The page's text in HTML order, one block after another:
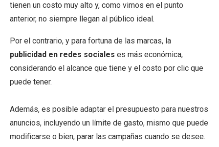
tienen un costo muy alto y, como vimos en el punto
anterior, no siempre llegan al público ideal.
Por el contrario, y para fortuna de las marcas, la
publicidad en redes sociales es más económica,
considerando el alcance que tiene y el costo por clic que
puede tener.
Además, es posible adaptar el presupuesto para nuestros
anuncios, incluyendo un límite de gasto, mismo que puede
modificarse o bien, parar las campañas cuando se desee.